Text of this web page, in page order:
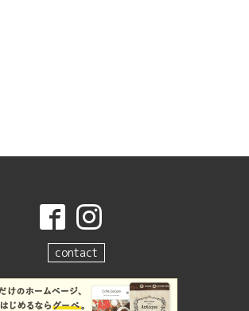
contact